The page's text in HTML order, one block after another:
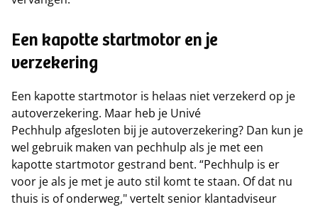
Een kapotte startmotor en je
verzekering
Een kapotte startmotor is helaas niet verzekerd op je
autoverzekering. Maar heb je Univé
Pechhulp afgesloten bij je autoverzekering? Dan kun je
wel gebruik maken van pechhulp als je met een
kapotte startmotor gestrand bent. “Pechhulp is er
voor je als je met je auto stil komt te staan. Of dat nu
thuis is of onderweg," vertelt senior klantadviseur